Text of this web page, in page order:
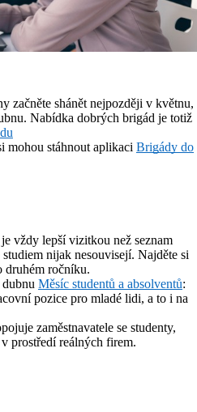
začněte shánět nejpozději v květnu,
Nabídka dobrých brigád je totiž
mohou stáhnout aplikaci Brigády do
vždy lepší vizitkou než seznam
nijak nesouvisejí. Najděte si
druhém ročníku.
Měsíc studentů a absolventů:
pozice pro mladé lidi, a to i na
zaměstnavatele se studenty,
prostředí reálných firem.